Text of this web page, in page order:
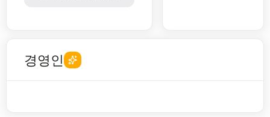
경영인